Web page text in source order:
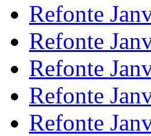
Refonte
Refonte
Refonte
Refonte
Refonte